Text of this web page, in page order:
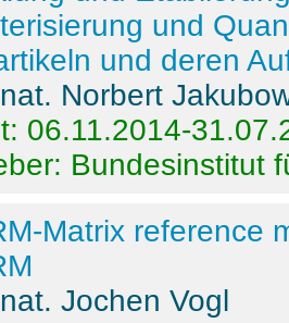
und
und deren
Norbert
06.11.2014-
Bundesinstitut
Matrix reference
Jochen Vogl